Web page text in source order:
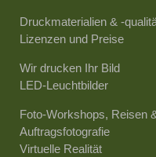
Druckmaterialien & -
Lizenzen und Preise
Wir drucken Ihr Bild
LED-Leuchtbilder
Foto-Workshops, Reisen
Auftragsfotografie
Virtuelle Realität